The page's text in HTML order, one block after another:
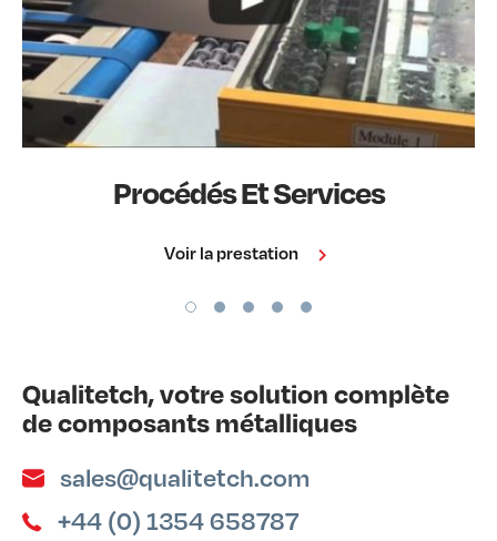
Procédés Et Services
Voir la prestation
Qualitetch, votre solution complète
de composants métalliques
sales@qualitetch.com
+44 (0) 1354 658787